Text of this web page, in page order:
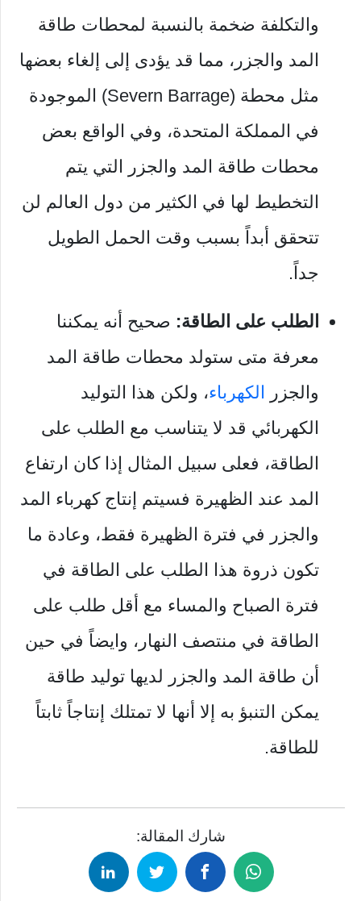
والتكلفة ضخمة بالنسبة لمحطات طاقة
المد والجزر، مما قد يؤدى إلى إلغاء بعضها
مثل محطة (Severn Barrage) الموجودة
في المملكة المتحدة، وفي الواقع بعض
محطات طاقة المد والجزر التي يتم
التخطيط لها في الكثير من دول العالم لن
تتحقق أبداً بسبب وقت الحمل الطويل
جداً.
الطلب على الطاقة: صحيح أنه يمكننا
معرفة متى ستولد محطات طاقة المد
والجزر الكهرباء، ولكن هذا التوليد
الكهربائي قد لا يتناسب مع الطلب على
الطاقة، فعلى سبيل المثال إذا كان ارتفاع
المد عند الظهيرة فسيتم إنتاج كهرباء المد
والجزر في فترة الظهيرة فقط، وعادة ما
تكون ذروة هذا الطلب على الطاقة في
فترة الصباح والمساء مع أقل طلب على
الطاقة في منتصف النهار، وايضاً في حين
أن طاقة المد والجزر لديها توليد طاقة
يمكن التنبؤ به إلا أنها لا تمتلك إنتاجاً ثابتاً
للطاقة.
شارك المقالة: